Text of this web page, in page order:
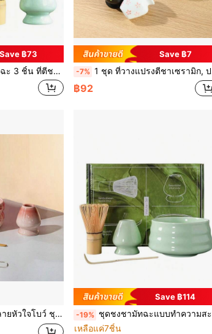
Save ฿73
รามิกเครื่องใช้มัทฉะ (Chasen) ช้อนชา และทัพพี (Chashaku) อุปกรณ์ชงชา พร้อมกลับโรงเรียน
Save ฿7
-7% 1 ชุด ที่วางแปรงตีชาเซรามิก, ประกอบด้วย ชามมัทฉะ, แปรงตีชาไม้ไผ่, เครื่องบด, แปรงชา, เหมาะสำหรับช่วงเปิดเทอม
฿92
มือทำมัทฉะพิธีชงชาสมัยราชวงศ์ซ่ง เหมาะสำหรับเป็นของขวัญวันหยุดสำหรับครอบครัว เพื่อน และเพื่อนร่วมงาน
Save ฿114
-19% ชุดชงชามัทฉะแบบทำความสะอาดง่าย 4 ชิ้น/ชุด มีที่วางเครื่องมือ รวมถึงถ้วย, ปัดตีฟอง, ช้อน เป็นของขวัญที่ยอดเยี่ยมสำหรับพิธีกรรม การตกแต่งสไตล์ญี่ปุ่นแบบดั้งเดิม กลับโรงเรียน
เหลือแค่7ชิ้น